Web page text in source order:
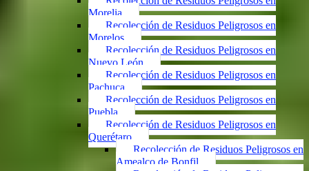
Morelia
Recolección de Residuos Peligrosos en
Morelos
Recolección de Residuos Peligrosos en
Nuevo León
Recolección de Residuos Peligrosos en
Pachuca
Recolección de Residuos Peligrosos en
Puebla
Recolección de Residuos Peligrosos en
Querétaro
Recolección de Residuos Peligrosos en
Amealco de Bonfil